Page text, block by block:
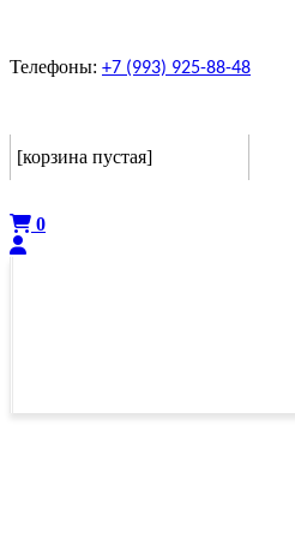
Телефоны: +7 (993) 925-88-48
[корзина пустая]
0